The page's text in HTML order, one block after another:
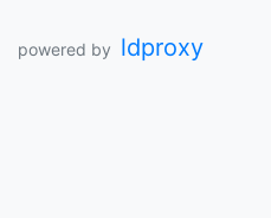
powered by ldproxy